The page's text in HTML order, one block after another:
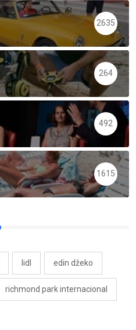
2635
264
492
1615
lidl edin džeko
richmond park internacional